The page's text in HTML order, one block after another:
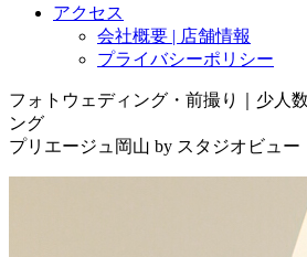
アクセス
会社概要 | 店舗情報
プライバシーポリシー
フォトウェディング・前撮り｜少人
ング
プリエージュ岡山 by スタジオビュー